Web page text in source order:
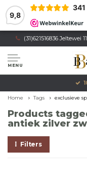
9,8
341
(31)621516836 Jeltewei
MENU
Home Tags exclusieve
Products
antiek zilver
Filters